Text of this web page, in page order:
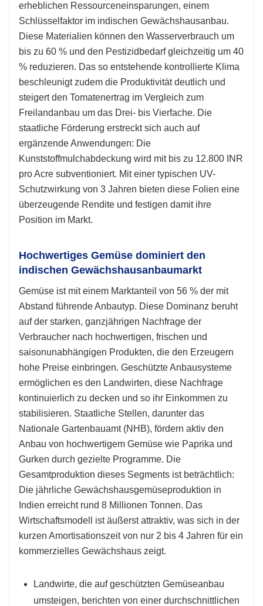
erheblichen Ressourceneinsparungen, einem
Schlüsselfaktor im indischen Gewächshausanbau.
Diese Materialien können den Wasserverbrauch um
bis zu 60 % und den Pestizidbedarf gleichzeitig um 40
% reduzieren. Das so entstehende kontrollierte Klima
beschleunigt zudem die Produktivität deutlich und
steigert den Tomatenertrag im Vergleich zum
Freilandanbau um das Drei- bis Vierfache. Die
staatliche Förderung erstreckt sich auch auf
ergänzende Anwendungen: Die
Kunststoffmulchabdeckung wird mit bis zu 12.800 INR
pro Acre subventioniert. Mit einer typischen UV-
Schutzwirkung von 3 Jahren bieten diese Folien eine
überzeugende Rendite und festigen damit ihre
Position im Markt.
Hochwertiges Gemüse dominiert den
indischen Gewächshausanbaumarkt
Gemüse ist mit einem Marktanteil von 56 % der mit
Abstand führende Anbautyp. Diese Dominanz beruht
auf der starken, ganzjährigen Nachfrage der
Verbraucher nach hochwertigen, frischen und
saisonunabhängigen Produkten, die den Erzeugern
hohe Preise einbringen. Geschützte Anbausysteme
ermöglichen es den Landwirten, diese Nachfrage
kontinuierlich zu decken und so ihr Einkommen zu
stabilisieren. Staatliche Stellen, darunter das
Nationale Gartenbauamt (NHB), fördern aktiv den
Anbau von hochwertigem Gemüse wie Paprika und
Gurken durch gezielte Programme. Die
Gesamtproduktion dieses Segments ist beträchtlich:
Die jährliche Gewächshausgemüseproduktion in
Indien erreicht rund 8 Millionen Tonnen. Das
Wirtschaftsmodell ist äußerst attraktiv, was sich in der
kurzen Amortisationszeit von nur 2 bis 4 Jahren für ein
kommerzielles Gewächshaus zeigt.
Landwirte, die auf geschützten Gemüseanbau
umsteigen, berichten von einer durchschnittlichen